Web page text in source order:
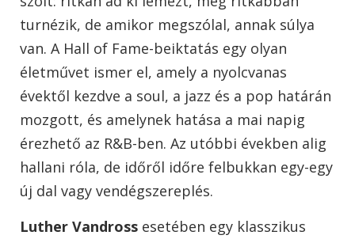
turnézik, de amikor megszólal, annak súlya
van. A Hall of Fame-beiktatás egy olyan
életművet ismer el, amely a nyolcvanas
évektől kezdve a soul, a jazz és a pop határán
mozgott, és amelynek hatása a mai napig
érezhető az R&B-ben. Az utóbbi években alig
hallani róla, de időről időre felbukkan egy-egy
új dal vagy vendégszereplés.
Luther Vandross esetében egy klasszikus